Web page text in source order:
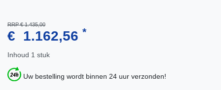
RRP € 1.435,00
€ 1.162,56 *
Inhoud 1 stuk
Uw bestelling wordt binnen 24 uur verzonden!